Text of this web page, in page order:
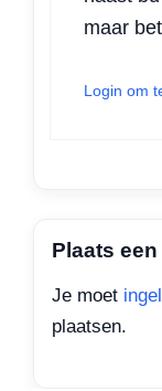
maar
Login om
Plaats
Je moet
plaatsen.